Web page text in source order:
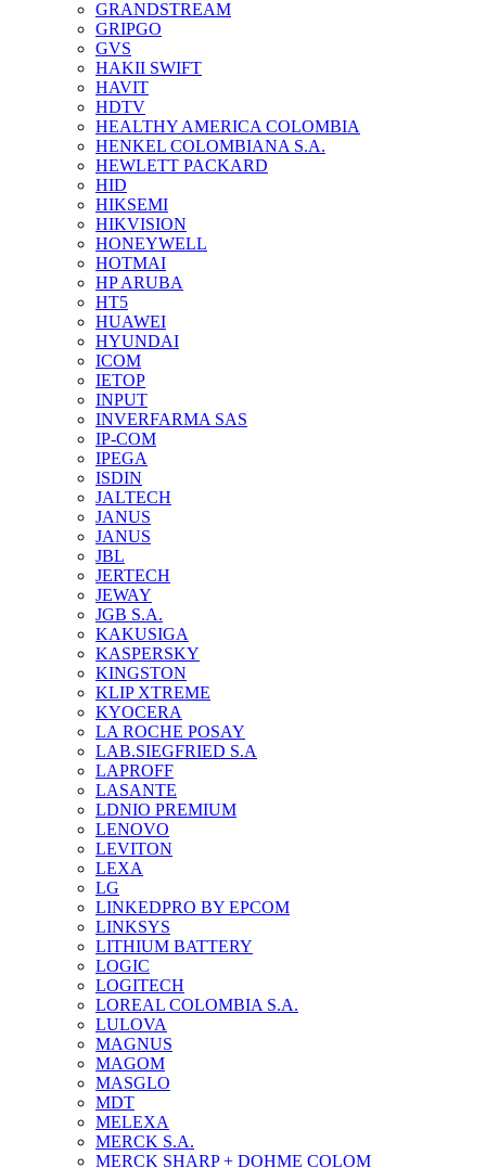
GRANDSTREAM
GRIPGO
GVS
HAKII SWIFT
HAVIT
HDTV
HEALTHY AMERICA COLOMBIA
HENKEL COLOMBIANA S.A.
HEWLETT PACKARD
HID
HIKSEMI
HIKVISION
HONEYWELL
HOTMAI
HP ARUBA
HT5
HUAWEI
HYUNDAI
ICOM
IETOP
INPUT
INVERFARMA SAS
IP-COM
IPEGA
ISDIN
JALTECH
JANUS
JANUS
JBL
JERTECH
JEWAY
JGB S.A.
KAKUSIGA
KASPERSKY
KINGSTON
KLIP XTREME
KYOCERA
LA ROCHE POSAY
LAB.SIEGFRIED S.A
LAPROFF
LASANTE
LDNIO PREMIUM
LENOVO
LEVITON
LEXA
LG
LINKEDPRO BY EPCOM
LINKSYS
LITHIUM BATTERY
LOGIC
LOGITECH
LOREAL COLOMBIA S.A.
LULOVA
MAGNUS
MAGOM
MASGLO
MDT
MELEXA
MERCK S.A.
MERCK SHARP + DOHME COLOM